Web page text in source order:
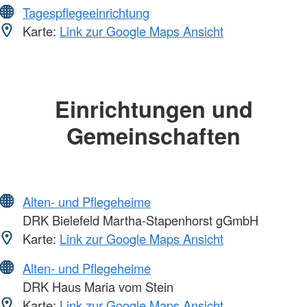
Tagespflegeeinrichtung
Karte: Link zur Google Maps Ansicht
Einrichtungen und
Gemeinschaften
Alten- und Pflegeheime
DRK Bielefeld Martha-Stapenhorst gGmbH
Karte: Link zur Google Maps Ansicht
Alten- und Pflegeheime
DRK Haus Maria vom Stein